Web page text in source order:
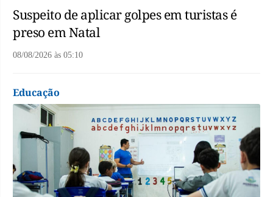
Suspeito de aplicar golpes em turistas é
preso em Natal
08/08/2026 às 05:10
Educação